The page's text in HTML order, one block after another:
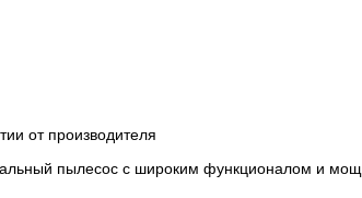
от производителя
пылесос с широким функционалом и